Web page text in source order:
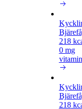
218
0 mg
218